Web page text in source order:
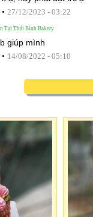
• 27/12/2023 - 03:22
Tại Thái Bình Bakery
giúp mình
• 14/08/2022 - 05:10